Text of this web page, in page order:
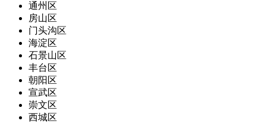
通州区
房山区
门头沟区
海淀区
石景山区
丰台区
朝阳区
宣武区
崇文区
西城区